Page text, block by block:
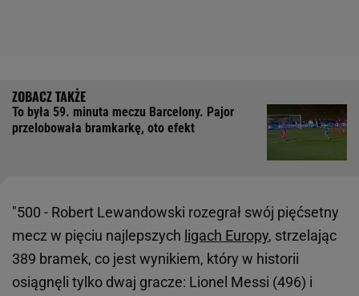
To była 59. minuta meczu Barcelony. Pajor
przelobowała bramkarkę, oto efekt
"500 - Robert Lewandowski rozegrał swój pięćsetny
mecz w pięciu najlepszych ligach Europy, strzelając
389 bramek, co jest wynikiem, który w historii
osiągnęli tylko dwaj gracze: Lionel Messi (496) i